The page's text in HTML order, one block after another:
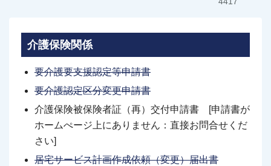
介護保険関係
要介護要支援認定等申請書
要介護認定区分変更申請書
介護保険被保険者証（再）交付申請書 [申請書が
ホームぺージ上にありません：直接お問合せくだ
さい]
居宅サービス計画作成依頼（変更）届出書